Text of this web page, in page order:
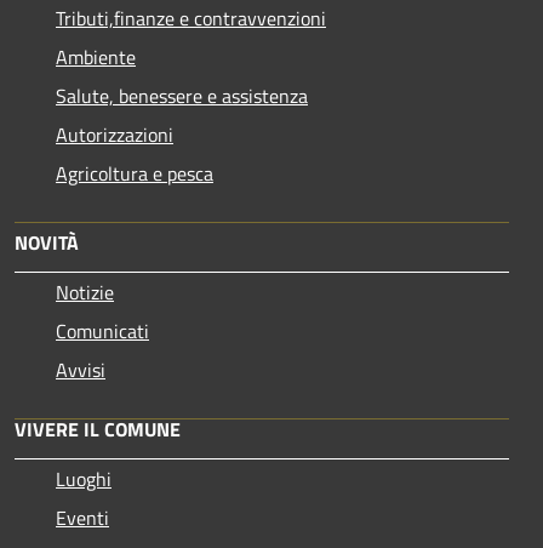
Tributi,finanze e contravvenzioni
Ambiente
Salute, benessere e assistenza
Autorizzazioni
Agricoltura e pesca
NOVITÀ
Notizie
Comunicati
Avvisi
VIVERE IL COMUNE
Luoghi
Eventi